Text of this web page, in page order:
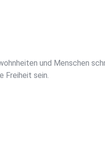
und Menschen
Freiheit sein.